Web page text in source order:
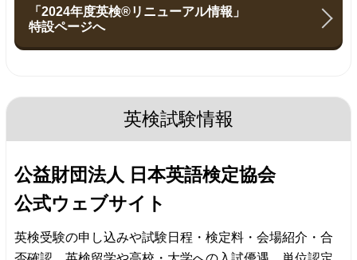
「2024年度英検®リニューアル情報」
特設ページへ
英検試験情報
公益財団法人 日本英語検定協会
公式ウェブサイト
英検受験の申し込みや試験⽇程・検定料・会場紹介・合